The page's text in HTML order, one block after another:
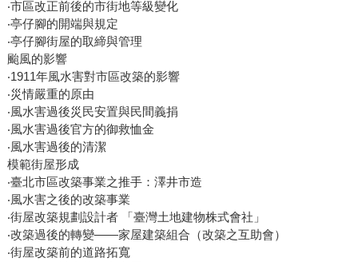
‧市區改正前後的市街地等級變化
‧亭仔腳的開端與規定
‧亭仔腳街屋的取締與管理
颱風的影響
‧1911年風水害對市區改築的影響
‧災情嚴重的原由
‧風水害過後災民安置與民間義捐
‧風水害過後官方的御救恤金
‧風水害過後的清潔
模範街屋形成
‧臺北市區改築事業之推手：澤井市造
‧風水害之後的改築事業
‧街屋改築規劃設計者 「臺灣土地建物株式會社」
‧改築過後的轉變——家屋建築組合（改築之互助會）
‧街屋改築前的道路拓寬